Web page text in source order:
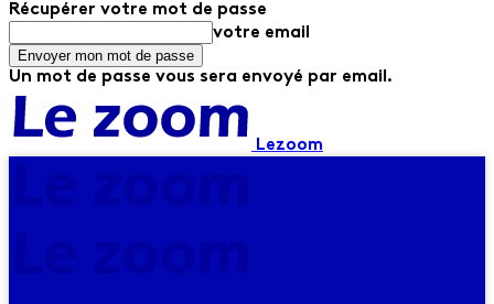
Récupérer votre mot de passe
votre email
Un mot de passe vous sera envoyé par email.
Lezoom